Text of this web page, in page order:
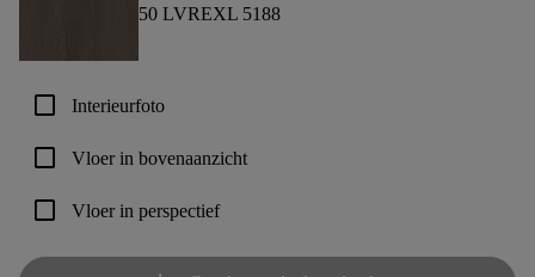
50 LVREXL 5188
check_box_outline_blank Interieurfoto
check_box_outline_blank Vloer in bovenaanzicht
check_box_outline_blank Vloer in perspectief